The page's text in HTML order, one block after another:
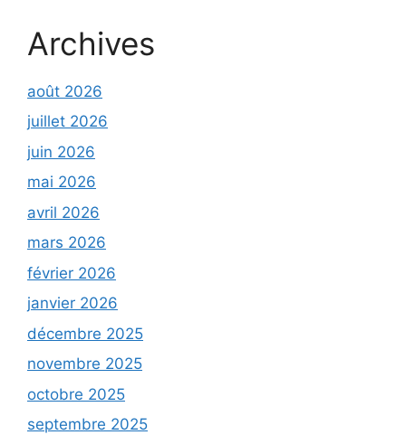
Archives
août 2026
juillet 2026
juin 2026
mai 2026
avril 2026
mars 2026
février 2026
janvier 2026
décembre 2025
novembre 2025
octobre 2025
septembre 2025